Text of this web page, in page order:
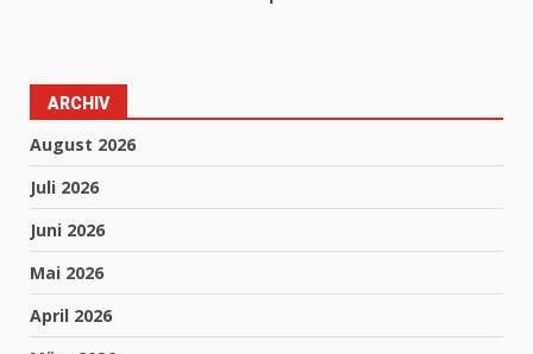
ARCHIV
August 2026
Juli 2026
Juni 2026
Mai 2026
April 2026